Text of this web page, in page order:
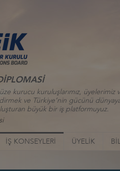
kurucu kuruluşlarımız,
ve Türkiye’nin gücünü
büyük bir iş platformuyuz.
İŞ KONSEYLERİ ÜYELİK